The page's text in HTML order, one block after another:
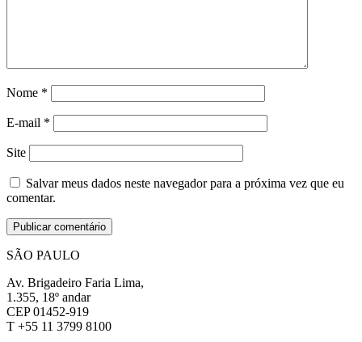
Nome *
E-mail *
Site
Salvar meus dados neste navegador para a próxima vez que eu
comentar.
SÃO PAULO
Av. Brigadeiro Faria Lima,
1.355, 18º andar
CEP 01452-919
T +55 11 3799 8100